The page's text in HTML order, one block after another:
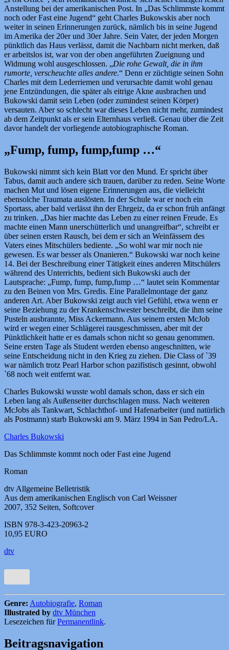
Anstellung bei der amerikanischen Post. In „Das Schlimmste kommt
noch oder Fast eine Jugend“ geht Charles Bukowskis aber noch
weiter in seinen Erinnerungen zurück, nämlich bis in seine Jugend
im Amerika der 20er und 30er Jahre. Sein Vater, der jeden Morgen
pünktlich das Haus verlässt, damit die Nachbarn nicht merken, daß
er arbeitslos ist, war von der oben angeführten Zueignung und
Widmung wohl ausgeschlossen. „Die rohe Gewalt, die in ihm
rumorte, verscheuchte alles andere.“ Denn er züchtigte seinen Sohn
Charles mit dem Lederriemen und verursachte damit wohl genau
jene Entzündungen, die später als eitrige Akne ausbrachen und
Bukowski damit sein Leben (oder zumindest seinen Körper)
versauten. Aber so schlecht war dieses Leben nicht mehr, zumindest
ab dem Zeitpunkt als er sein Elternhaus verließ. Genau über die Zeit
davor handelt der vorliegende autobiographische Roman.
„Fump, fump, fump,fump …“
Bukowski nimmt sich kein Blatt vor den Mund. Er spricht über
Tabus, damit auch andere sich trauen, darüber zu reden. Seine Worte
machen Mut und lösen eigene Erinnerungen aus, die vielleicht
ebensolche Traumata auslösten. In der Schule war er noch ein
Sportass, aber bald verlässt ihn der Ehrgeiz, da er schon früh anfängt
zu trinken. „Das hier machte das Leben zu einer reinen Freude. Es
machte einen Mann unerschütterlich und unangreifbar“, schreibt er
über seinen ersten Rausch, bei dem er sich an Weinfässern des
Vaters eines Mitschülers bediente. „So wohl war mir noch nie
gewesen. Es war besser als Onanieren.“ Bukowski war noch keine
14. Bei der Beschreibung einer Tätigkeit eines anderen Mitschülers
während des Unterrichts, bedient sich Bukowski auch der
Lautsprache: „Fump, fump, fump,fump …“ lautet sein Kommentar
zu den Beinen von Mrs. Gredis. Eine Parallelmontage der ganz
anderen Art. Aber Bukowski zeigt auch viel Gefühl, etwa wenn er
seine Beziehung zu der Krankenschwester beschreibt, die ihm seine
Pusteln ausbrannte, Miss Ackermann. Aus seinem ersten McJob
wird er wegen einer Schlägerei rausgeschmissen, aber mit der
Pünktlichkeit hatte er es damals schon nicht so genau genommen.
Seine ersten Tage als Student werden ebenso angeschnitten, wie
seine Entscheidung nicht in den Krieg zu ziehen. Die Class of `39
war nämlich trotz Pearl Harbor schon pazifistisch gesinnt, obwohl
`68 noch weit entfernt war.
Charles Bukowski wusste wohl damals schon, dass er sich ein
Leben lang als Außenseiter durchschlagen muss. Nach weiteren
McJobs als Tankwart, Schlachthof- und Hafenarbeiter (und natürlich
als Postmann) starb Bukowski am 9. März 1994 in San Pedro/LA.
Charles Bukowski
Das Schlimmste kommt noch oder Fast eine Jugend
Roman
dtv Allgemeine Belletristik
Aus dem amerikanischen Englisch von Carl Weissner
2007, 352 Seiten, Softcover
ISBN 978-3-423-20963-2
10,95 EURO
dtv
Genre: Autobiografie, Roman
Illustrated by dtv München
Lesezeichen fürPermanentlink.
Beitragsnavigation